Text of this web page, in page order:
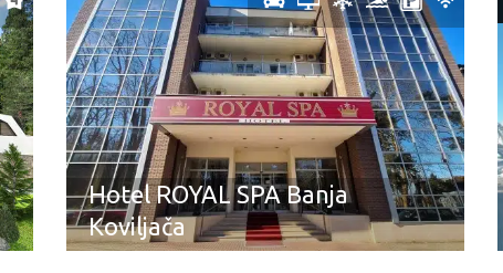
Hotel ROYAL SPA Banja
Koviljača